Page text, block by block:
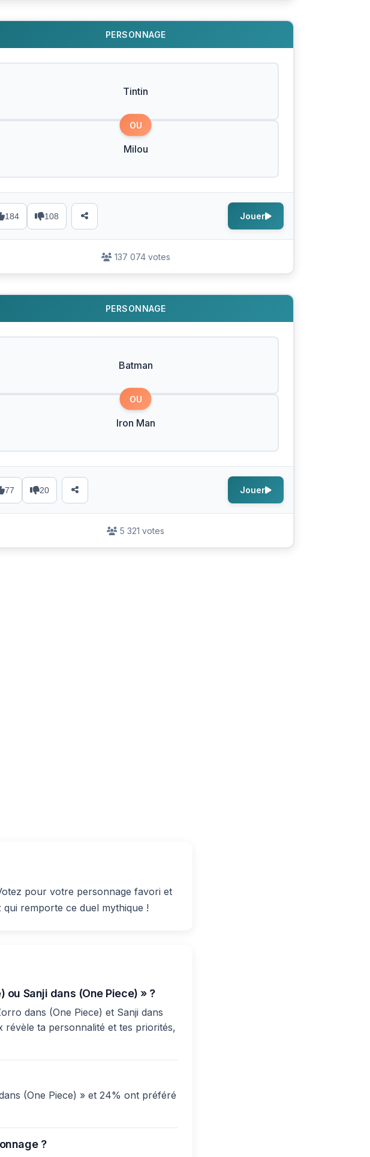
PERSONNAGE
Tintin
OU
Milou
184 108 Jouer
137 074 votes
PERSONNAGE
Batman
OU
Iron Man
77 20 Jouer
5 321 votes
pour votre personnage favori et
remporte ce duel mythique !
ou Sanji dans (One Piece) » ?
dans (One Piece) et Sanji dans
ta personnalité et tes priorités,
(One Piece) » et 24% ont préféré
?